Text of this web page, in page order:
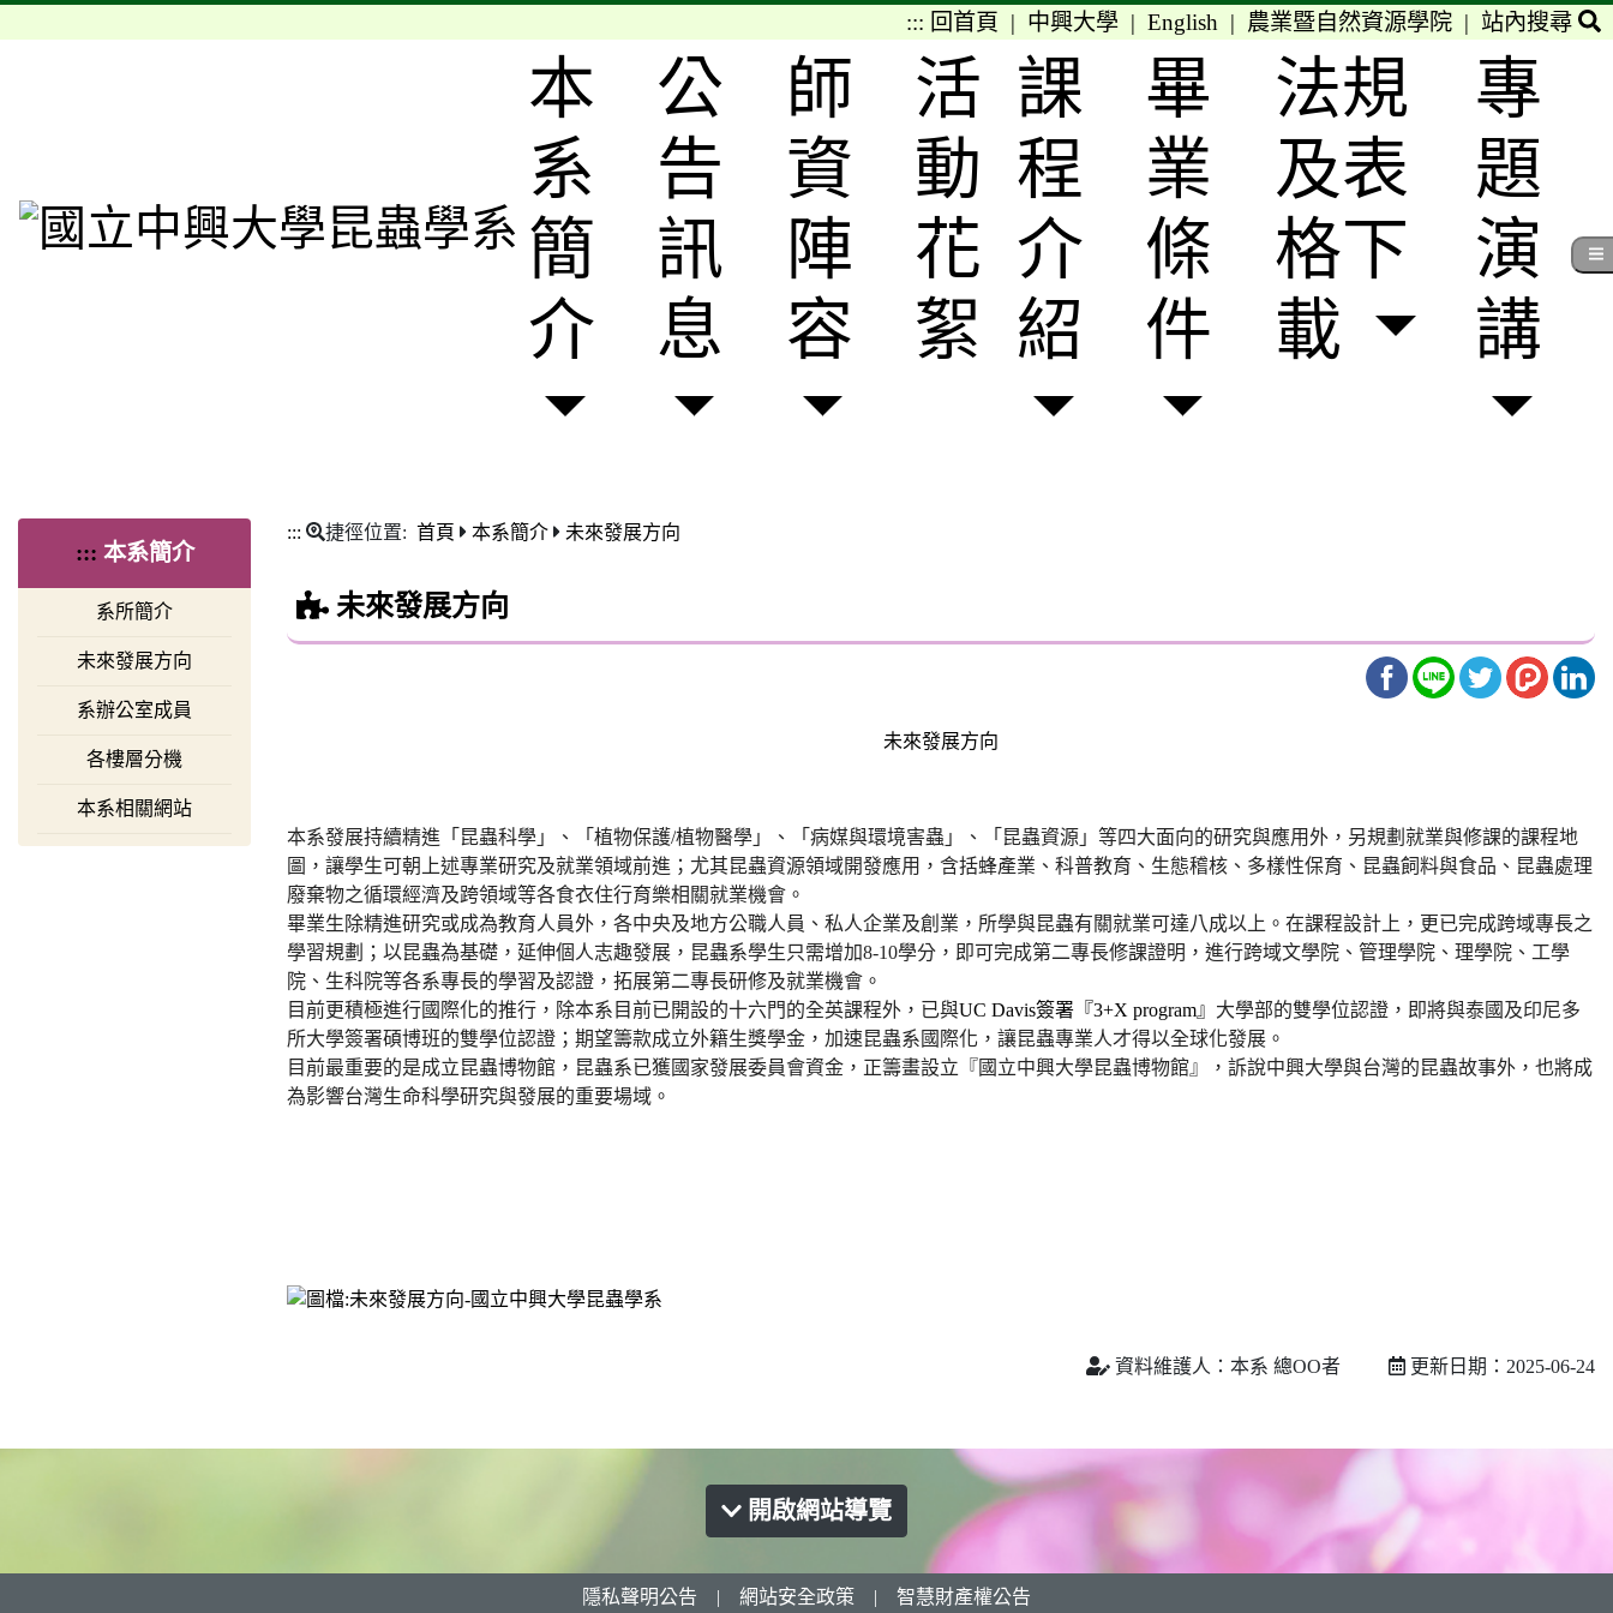
::: 回首頁 | 中興大學| English | 農業暨自然資源學院| 站內搜尋
本
系
簡
介
公
告
訊
息
師
資
陣
容
活
動
花
絮
課
程
介
紹
畢
業
條
件
法規
及表
格下
載
專
題
演
講
::: 本系簡介
系所簡介
未來發展方向
系辦公室成員
各樓層分機
本系相關網站
::: 捷徑位置: 首頁 本系簡介 未來發展方向
未來發展方向
未來發展方向
本系發展持續精進「昆蟲科學」、「植物保護/植物醫學」、「病媒與環境害蟲」、「昆蟲資源」等四大面向的研究與應用外，另規劃就業與修課的課程地
圖，讓學生可朝上述專業研究及就業領域前進；尤其昆蟲資源領域開發應用，含括蜂產業、科普教育、生態稽核、多樣性保育、昆蟲飼料與食品、昆蟲處理
廢棄物之循環經濟及跨領域等各食衣住行育樂相關就業機會。
畢業生除精進研究或成為教育人員外，各中央及地方公職人員、私人企業及創業，所學與昆蟲有關就業可達八成以上。 在課程設計上，更已完成跨域專長之
學習規劃；以昆蟲為基礎，延伸個人志趣發展，昆蟲系學生只需增加8-10學分，即可完成第二專長修課證明，進行跨域文學院、管理學院、理學院、工學
院、生科院等各系專長的學習及認證，拓展第二專長研修及就業機會。
目前更積極進行國際化的推行，除本系目前已開設的十六門的全英課程外，已與UC Davis簽署『3+X program』 大學部的雙學位認證，即將與泰國及印尼多
所大學簽署碩博班的雙學位認證；期望籌款成立外籍生獎學金，加速昆蟲系國際化，讓昆蟲專業人才得以全球化發展。
目前最重要的是成立昆蟲博物館，昆蟲系已獲國家發展委員會資金，正籌畫設立『國立中興大學昆蟲博物館』，訴說中興大學與台灣的昆蟲故事外，也將成
為影響台灣生命科學研究與發展的重要場域。
資料維護人：本系 總OO者 更新日期：2025-06-24
開啟網站導覽
隱私聲明公告 | 網站安全政策 | 智慧財產權公告